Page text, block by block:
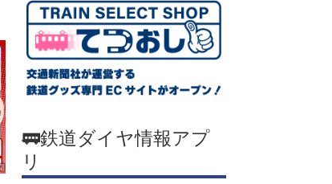
🚃鉄道ダイヤ情報アプ
リ